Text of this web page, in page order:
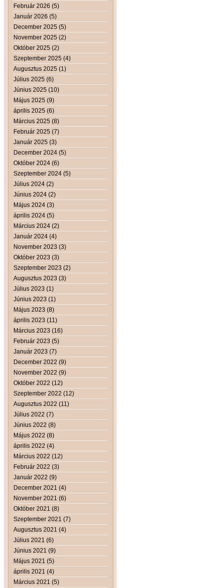
Február 2026 (5)
Január 2026 (5)
December 2025 (5)
November 2025 (2)
Október 2025 (2)
Szeptember 2025 (4)
Augusztus 2025 (1)
Július 2025 (6)
Június 2025 (10)
Május 2025 (9)
április 2025 (6)
Március 2025 (8)
Február 2025 (7)
Január 2025 (3)
December 2024 (5)
Október 2024 (6)
Szeptember 2024 (5)
Július 2024 (2)
Június 2024 (2)
Május 2024 (3)
április 2024 (5)
Március 2024 (2)
Január 2024 (4)
November 2023 (3)
Október 2023 (3)
Szeptember 2023 (2)
Augusztus 2023 (3)
Július 2023 (1)
Június 2023 (1)
Május 2023 (8)
április 2023 (11)
Március 2023 (16)
Február 2023 (5)
Január 2023 (7)
December 2022 (9)
November 2022 (9)
Október 2022 (12)
Szeptember 2022 (12)
Augusztus 2022 (11)
Július 2022 (7)
Június 2022 (8)
Május 2022 (8)
április 2022 (4)
Március 2022 (12)
Február 2022 (3)
Január 2022 (9)
December 2021 (4)
November 2021 (6)
Október 2021 (8)
Szeptember 2021 (7)
Augusztus 2021 (4)
Július 2021 (6)
Június 2021 (9)
Május 2021 (5)
április 2021 (4)
Március 2021 (5)